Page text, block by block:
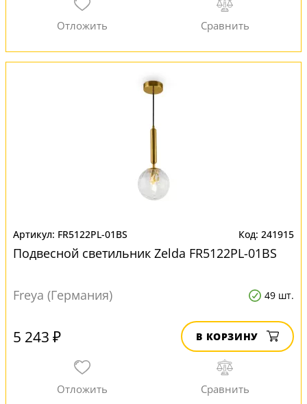
FR5122PL-01BS 241915
Подвесной светильник Zelda FR5122PL-01BS
Freya (Германия) 49 шт.
5 243 ₽ В КОРЗИНУ